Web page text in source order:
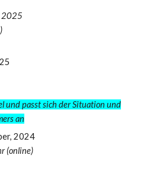
2025
5
und passt sich der Situation und
an
, 2024
(online)